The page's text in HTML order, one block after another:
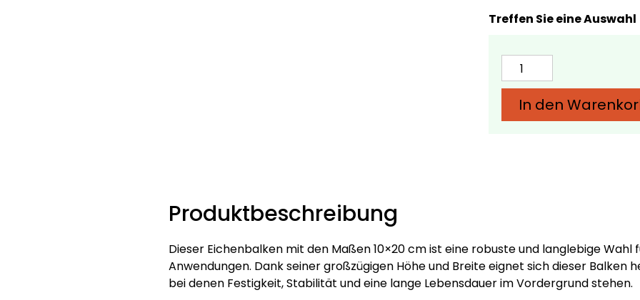
Treffen Sie eine Auswahl
Eichenbalken
10
In den
Produktbeschreibung
Dieser Eichenbalken mit den Maßen 10×20 cm ist eine robuste und langlebige
Anwendungen. Dank seiner großzügigen Höhe und Breite eignet sich dieser Balken
bei denen Festigkeit, Stabilität und eine lange Lebensdauer im Vordergrund stehen.